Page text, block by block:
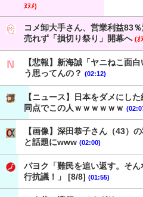
ﾇﾇﾒ)
コメ卸大手さん、営業利益83
売れず「損切り祭り」開幕へ (ｵ
【悲報】新海誠「ヤニねこ面
う思ってんの？ (02:12)
【ニュース】日本をダメにし
同点でこの人ｗｗｗｗｗｗ
【画像】深田恭子さん（43）
と話題にwww (02:00)
パヨク「難民を追い返す。そ
行抗議！」 [8/8] (01:55)